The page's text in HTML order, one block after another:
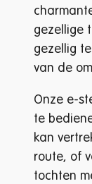
gezellige
gezellig
van de
Onze e-
te
kan
route, of
tochten